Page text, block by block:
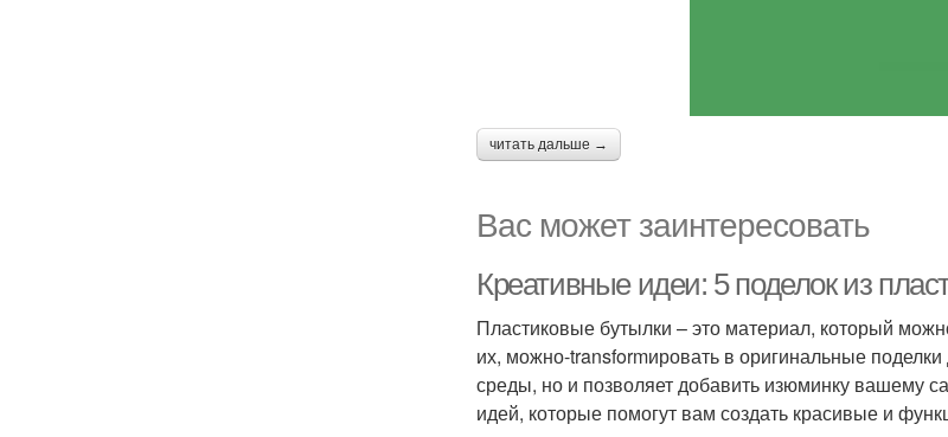
читать дальше →
Вас может заинтересовать
Креативные идеи: 5 поделок из
Пластиковые бутылки – это материал, который
их, можно-transformировать в оригинальные
среды, но и позволяет добавить изюминку вашему
идей, которые помогут вам создать красивые и